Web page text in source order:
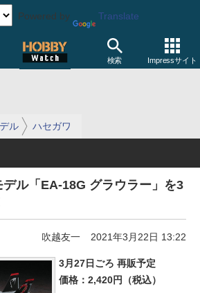
Powered by Translate
検索 Impressサイト
ル ハセガワ
ル「EA-18G グラウラー」を3
吹越友一 2021年3月22日 13:22
3月27日ごろ 再販予定
価格：2,420円（税込）